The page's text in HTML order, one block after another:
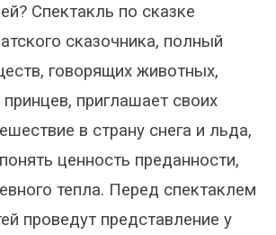
Спектакль по сказке
сказочника, полный
говорящих животных,
приглашает своих
в страну снега и льда,
ценность преданности,
тепла. Перед спектаклем
проведут представление у